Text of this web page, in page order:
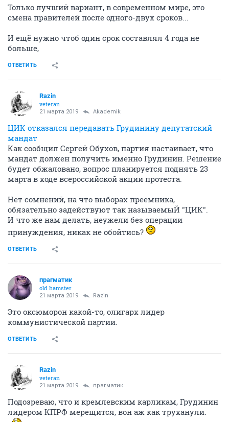
Только лучший вариант, в современном мире, это
смена правителей после одного-двух сроков...
И ещё нужно чтоб один срок составлял 4 года не
больше,
ОТВЕТИТЬ
Razin
veteran
21 марта 2019 Akademik
ЦИК отказался передавать Грудинину депутатский
мандат
Как сообщил Сергей Обухов, партия настаивает, что
мандат должен получить именно Грудинин. Решение
будет обжаловано, вопрос планируется поднять 23
марта в ходе всероссийской акции протеста.
Нет сомнений, на что выборах преемника,
обязательно задействуют так называемыЙ "ЦИК".
И что же нам делать, неужели без операции
принуждения, никак не обойтись?
ОТВЕТИТЬ
прагматик
old hamster
21 марта 2019 Razin
Это оксюморон какой-то, олигарх лидер
коммунистической партии.
ОТВЕТИТЬ
Razin
veteran
21 марта 2019 прагматик
Подозреваю, что и кремлевским карликам, Грудинин
лидером КПРФ мерещится, вон аж как труханули.